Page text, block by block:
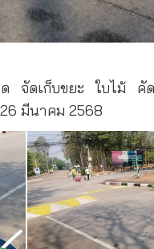
จัดเก็บขยะ ใบไม้ คัด
มีนาคม 2568